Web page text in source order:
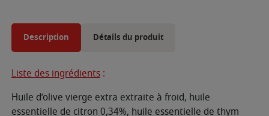
Description Détails du produit
Liste des ingrédients :
Huile d’olive vierge extra extraite à froid, huile
essentielle de citron 0,34%, huile essentielle de thym